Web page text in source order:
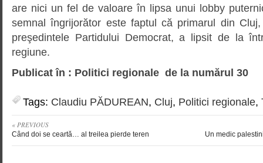
are nici un fel de valoare în lipsa unui lobby
semnal îngrijorător este faptul că primarul din
preşedintele Partidului Democrat, a lipsit de la
regiune.
Publicat în : Politici regionale de la numărul 30
Tags: Claudiu PĂDUREAN, Cluj, Politici regionale,
« PREVIOUS
Când doi se ceartă… al treilea pierde teren Un medic